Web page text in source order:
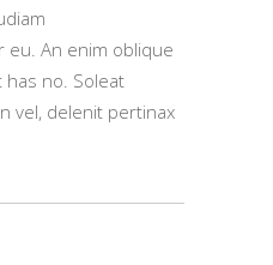
eu. An enim oblique
has no. Soleat
vel, delenit pertinax